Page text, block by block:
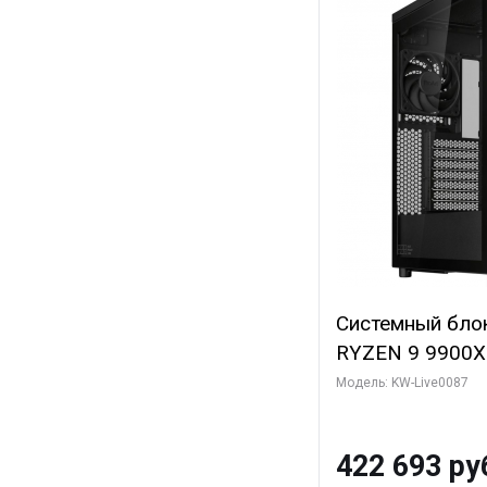
Системный
RYZEN 9
ОЗУ/ ASUS
Модель: KW-Live0087
422 693